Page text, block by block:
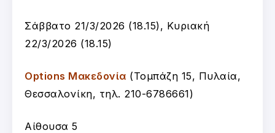
Σάββατο 21/3/2026 (18.15), Κυριακή
22/3/2026 (18.15)
Options Μακεδονία (Τομπάζη 15, Πυλαία,
Θεσσαλονίκη, τηλ. 210-6786661)
Αίθουσα 5